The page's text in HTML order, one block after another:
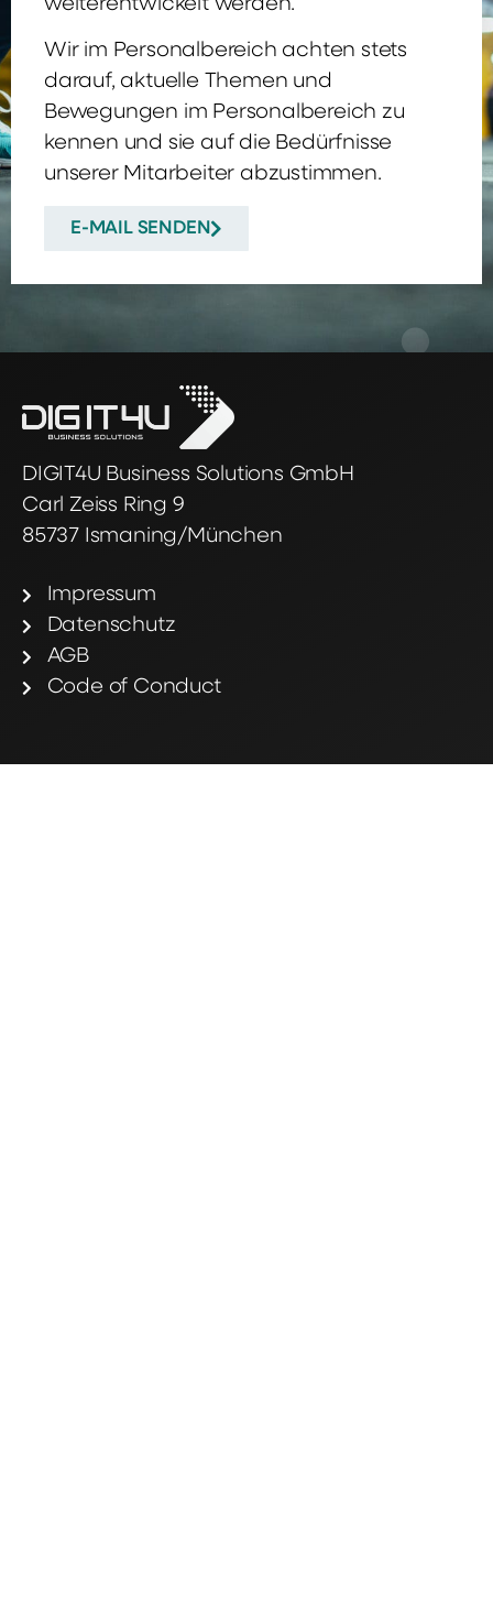
weiterentwickelt werden.
Wir im Personalbereich achten stets
darauf, aktuelle Themen und
Bewegungen im Personalbereich zu
kennen und sie auf die Bedürfnisse
unserer Mitarbeiter abzustimmen.
E-MAIL SENDEN
DIGIT4U Business Solutions GmbH
Carl Zeiss Ring 9
85737 Ismaning/München
Impressum
Datenschutz
AGB
Code of Conduct